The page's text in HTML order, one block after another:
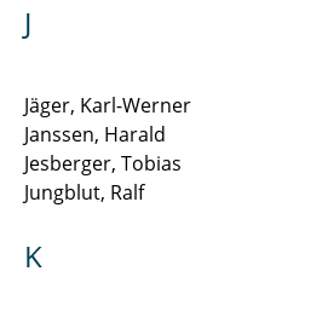
J
Jäger, Karl-Werner
Janssen, Harald
Jesberger, Tobias
Jungblut, Ralf
K